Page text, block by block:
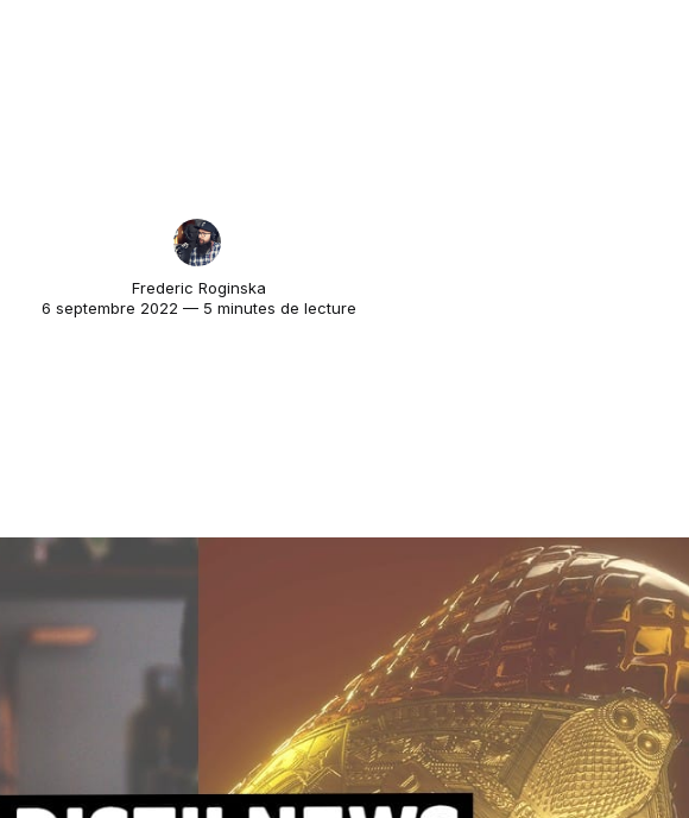
Frederic Roginska
6 septembre 2022 — 5 minutes de lecture